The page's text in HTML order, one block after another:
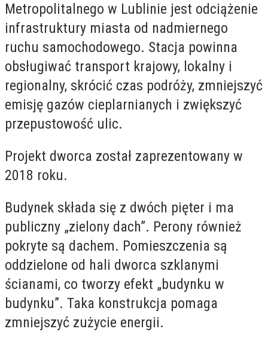
Metropolitalnego w Lublinie jest odciążenie
infrastruktury miasta od nadmiernego
ruchu samochodowego. Stacja powinna
obsługiwać transport krajowy, lokalny i
regionalny, skrócić czas podróży, zmniejszyć
emisję gazów cieplarnianych i zwiększyć
przepustowość ulic.
Projekt dworca został zaprezentowany w
2018 roku.
Budynek składa się z dwóch pięter i ma
publiczny „zielony dach”. Perony również
pokryte są dachem. Pomieszczenia są
oddzielone od hali dworca szklanymi
ścianami, co tworzy efekt „budynku w
budynku”. Taka konstrukcja pomaga
zmniejszyć zużycie energii.